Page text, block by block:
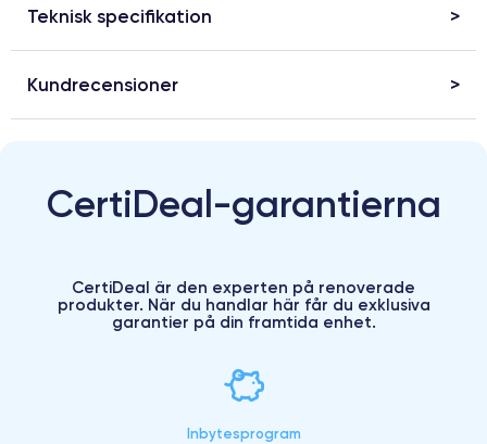
Teknisk specifikation
Kundrecensioner
CertiDeal-garantierna
CertiDeal är den experten på renoverade
produkter. När du handlar här får du exklusiva
garantier på din framtida enhet.
Inbytesprogram